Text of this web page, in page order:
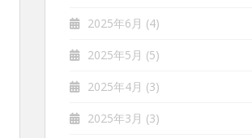
2025年6月 (4)
2025年5月 (5)
2025年4月 (3)
2025年3月 (3)